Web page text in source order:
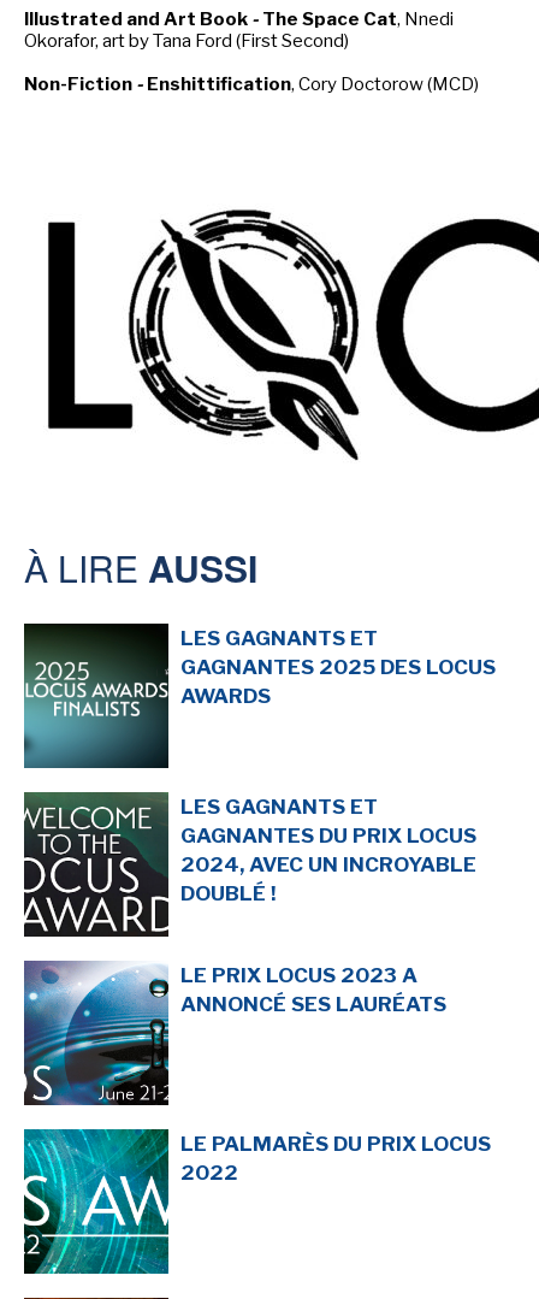
NEWSLETTER
LA RÉDACTION
EDITIONS ACTUSF
Mentions légales
Illustrated and Art Book - The Space Cat, Nnedi
Okorafor, art by Tana Ford (First Second)
Non-Fiction - Enshittification, Cory Doctorow (MCD)
À LIRE AUSSI
LES GAGNANTS ET
GAGNANTES 2025 DES LOCUS
AWARDS
LES GAGNANTS ET
GAGNANTES DU PRIX LOCUS
2024, AVEC UN INCROYABLE
DOUBLÉ !
LE PRIX LOCUS 2023 A
ANNONCÉ SES LAURÉATS
LE PALMARÈS DU PRIX LOCUS
2022